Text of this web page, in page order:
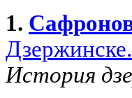
1.
История